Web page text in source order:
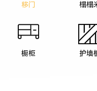
移门 榻榻
橱柜 护墙